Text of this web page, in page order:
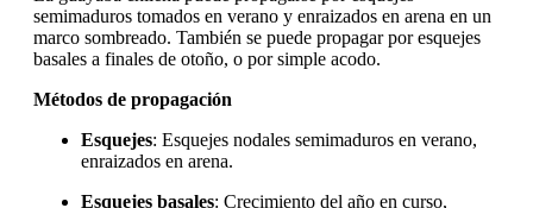
semimaduros tomados en verano y enraizados en arena en un
marco sombreado. También se puede propagar por esquejes
basales a finales de otoño, o por simple acodo.
Métodos de propagación
Esquejes: Esquejes nodales semimaduros en verano,
enraizados en arena.
Esquejes basales: Crecimiento del año en curso,